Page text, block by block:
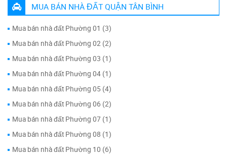
MUA BÁN NHÀ ĐẤT QUẬN TÂN BÌNH
Mua bán nhà đất Phường 01 (3)
Mua bán nhà đất Phường 02 (2)
Mua bán nhà đất Phường 03 (1)
Mua bán nhà đất Phường 04 (1)
Mua bán nhà đất Phường 05 (4)
Mua bán nhà đất Phường 06 (2)
Mua bán nhà đất Phường 07 (1)
Mua bán nhà đất Phường 08 (1)
Mua bán nhà đất Phường 10 (6)